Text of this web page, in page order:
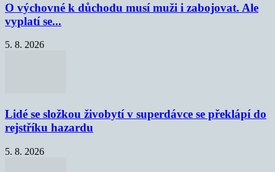
O výchovné k důchodu musí muži i zabojovat. Ale
vyplatí se...
5. 8. 2026
Lidé se složkou živobytí v superdávce se překlápí do
rejstříku hazardu
5. 8. 2026